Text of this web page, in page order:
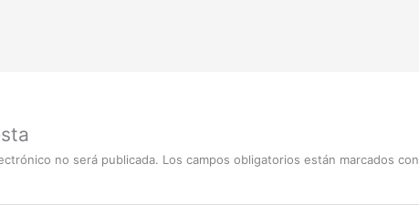
no será publicada. Los campos obligatorios están marcados con